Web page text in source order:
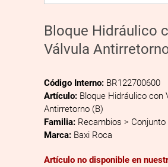
Bloque Hidráulico
Válvula
Código Interno: BR122700600
Artículo: Bloque Hidráulico con
Antirretorno (B)
Familia: Recambios >
Marca: Baxi Roca
Artículo no disponible en